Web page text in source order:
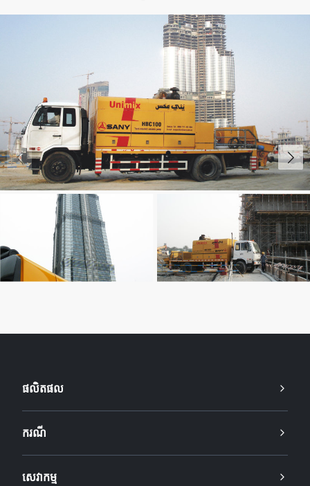
ផលិតផល
ករណី
សេវាកម្ម